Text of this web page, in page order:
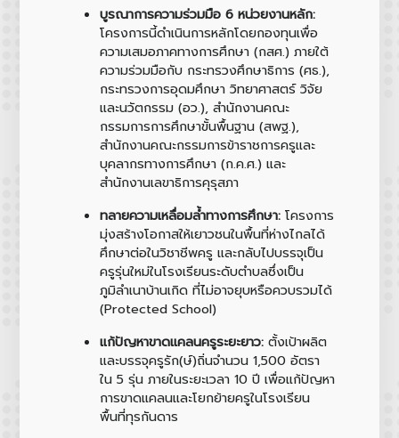
บูรณาการความร่วมมือ 6 หน่วยงานหลัก:
โครงการนี้ดำเนินการหลักโดยกองทุนเพื่อ
ความเสมอภาคทางการศึกษา (กสศ.) ภายใต้
ความร่วมมือกับ กระทรวงศึกษาธิการ (ศธ.),
กระทรวงการอุดมศึกษา วิทยาศาสตร์ วิจัย
และนวัตกรรม (อว.), สำนักงานคณะ
กรรมการการศึกษาขั้นพื้นฐาน (สพฐ.),
สำนักงานคณะกรรมการข้าราชการครูและ
บุคลากรทางการศึกษา (ก.ค.ศ.) และ
สำนักงานเลขาธิการคุรุสภา
ทลายความเหลื่อมล้ำทางการศึกษา:โครงการ
มุ่งสร้างโอกาสให้เยาวชนในพื้นที่ห่างไกลได้
ศึกษาต่อในวิชาชีพครู และกลับไปบรรจุเป็น
ครูรุ่นใหม่ในโรงเรียนระดับตำบลซึ่งเป็น
ภูมิลำเนาบ้านเกิด ที่ไม่อาจยุบหรือควบรวมได้
(Protected School)
แก้ปัญหาขาดแคลนครูระยะยาว:ตั้งเป้าผลิต
และบรรจุครูรัก(ษ์)ถิ่นจำนวน 1,500 อัตรา
ใน 5 รุ่น ภายในระยะเวลา 10 ปี เพื่อแก้ปัญหา
การขาดแคลนและโยกย้ายครูในโรงเรียน
พื้นที่ทุรกันดาร